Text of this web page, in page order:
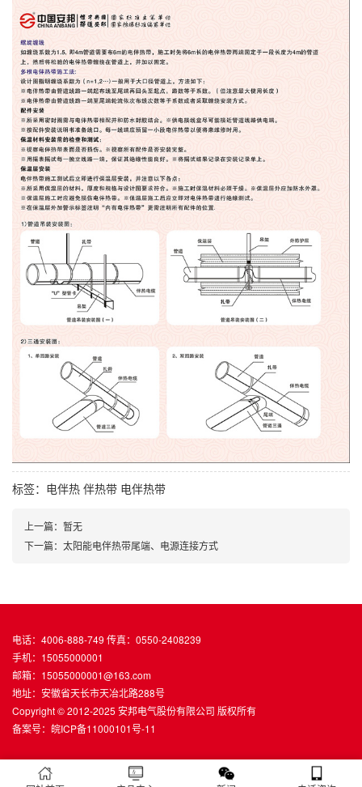
标签： 电伴热 伴热带 电伴热带
上一篇：暂无
下一篇：太阳能电伴热带尾端、电源连接方式
电话：4006-888-749 传真：0550-2408239
手机：15055000001
邮箱：15055000001@163.com
地址：安徽省天长市天冶北路288号
Copyright © 2012-2025 安邦电气股份有限公司 版权所有
备案号： 皖ICP备11000101号-11